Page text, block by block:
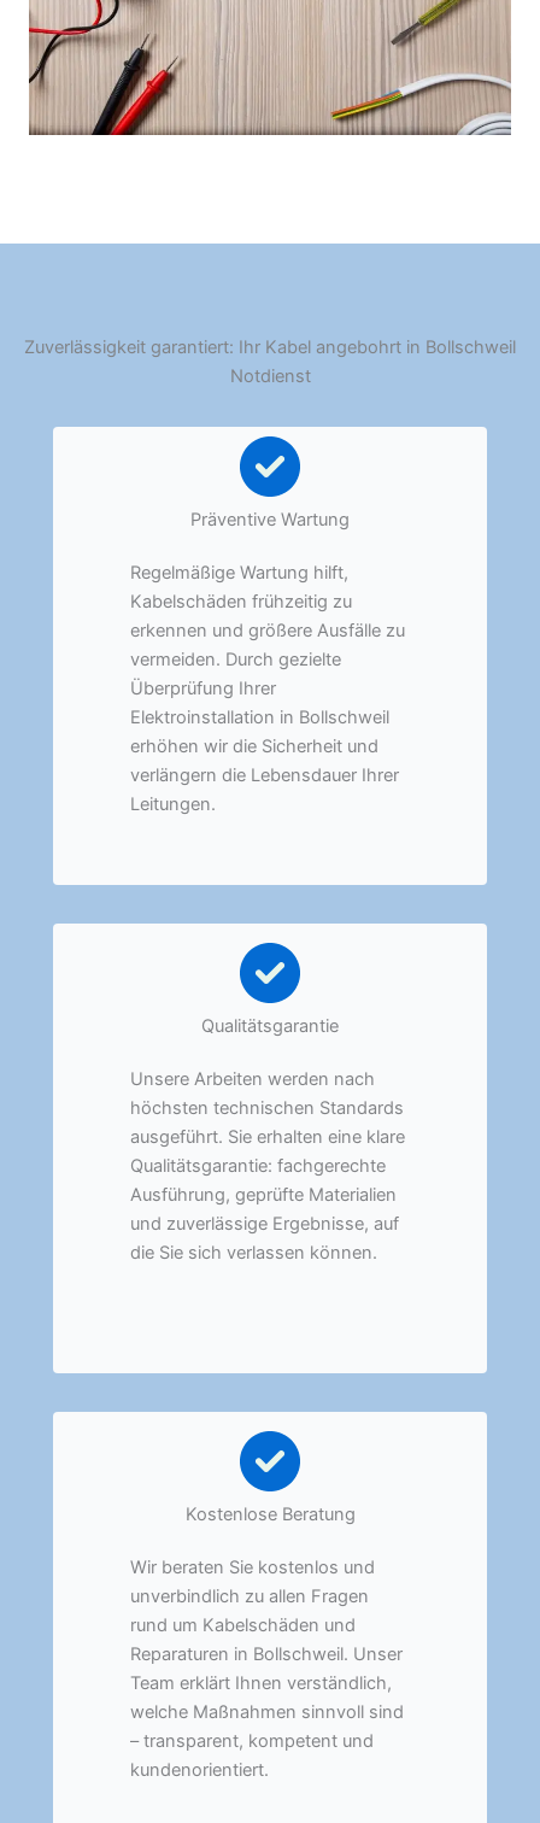
Zuverlässigkeit garantiert: Ihr Kabel angebohrt in Bollschweil
Notdienst
Präventive Wartung
Regelmäßige Wartung hilft,
Kabelschäden frühzeitig zu
erkennen und größere Ausfälle zu
vermeiden. Durch gezielte
Überprüfung Ihrer
Elektroinstallation in Bollschweil
erhöhen wir die Sicherheit und
verlängern die Lebensdauer Ihrer
Leitungen.
Qualitätsgarantie
Unsere Arbeiten werden nach
höchsten technischen Standards
ausgeführt. Sie erhalten eine klare
Qualitätsgarantie: fachgerechte
Ausführung, geprüfte Materialien
und zuverlässige Ergebnisse, auf
die Sie sich verlassen können.
Kostenlose Beratung
Wir beraten Sie kostenlos und
unverbindlich zu allen Fragen
rund um Kabelschäden und
Reparaturen in Bollschweil. Unser
Team erklärt Ihnen verständlich,
welche Maßnahmen sinnvoll sind
– transparent, kompetent und
kundenorientiert.